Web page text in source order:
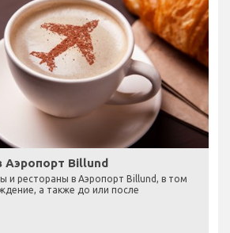
Аэропорт Billund
и рестораны в Аэропорт Billund, в том
а также до или после